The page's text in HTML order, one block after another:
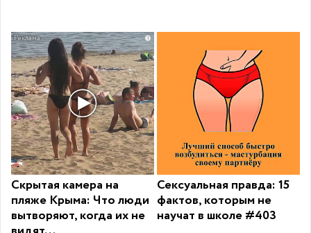
i
Скрытая камера на
пляже Крыма: Что люди
вытворяют, когда их не
Сексуальная правда: 15
фактов, которым не
научат в школе #403